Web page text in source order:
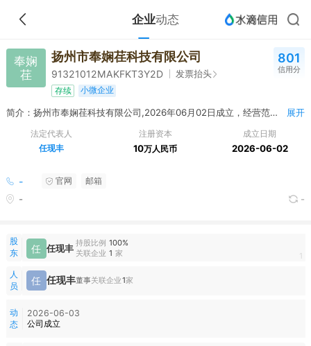
企业动态
奉娴
荏
扬州市奉娴荏科技有限公司
91321012MAKFKT3Y2D 发票抬头
存续 小微企业
801
信用分
简介：扬州市奉娴荏科技有限公司,2026年06月02日成立，经营范围包括一般项目：软件开发；人工智能应用软件开发；人工智能基础软件开发；互联网销售（除销售需要许可的商品）；家具零配件销售；二手日用百货销售；玩具销售；电池销售；旧货销售；纸浆销售；母婴用品销售；日用杂品销售；自动售货机销售；日用百货销售；办公用品销售；日用品批发；日用品销售；自行车零配件销售；新鲜蔬菜零售；乐器零售；新鲜蔬菜批发；文具用品批发；文具用品零售；体育用品及器材批发；钟表销售；纸制品销售；家居用品销售；汽车零配件零售；体育用品及器材零售；自行车及零配件零售；照相器材及望远镜零售（除依法须经批准的项目外，凭营业执照依法自主开展经营活动） 展开
法定代表人
任现丰
注册资本
10万人民币
成立日期
2026-06-02
- 官网 邮箱
- -
股
东
任 任现丰 持股比例 100%
关联企业 1 家 1
人
员
任 任现丰董事关联企业1家
动
态
2026-06-03
公司成立